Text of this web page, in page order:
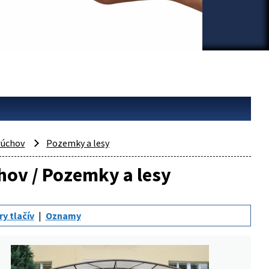
Pozemky a lesy
/ Pozemky a lesy
tlačív Oznamy